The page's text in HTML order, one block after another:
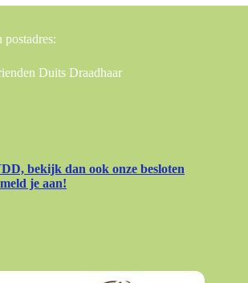
postadres:
Duits Draadhaar
bekijk dan ook onze besloten
je aan!